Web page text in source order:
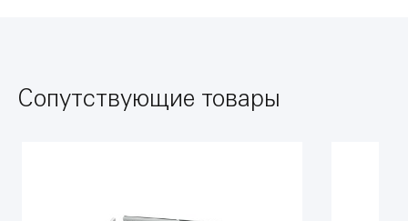
Сопутствующие товары